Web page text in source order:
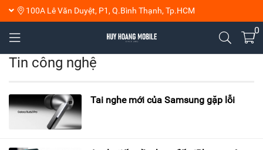
100A Lê Văn Duyệt, P1, Q.Bình Thạnh, Tp.HCM
0
Tin công nghệ
Tai nghe mới của Samsung gặp lỗi